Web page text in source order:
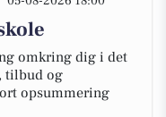
omkring dig i det
tilbud og
opsummering